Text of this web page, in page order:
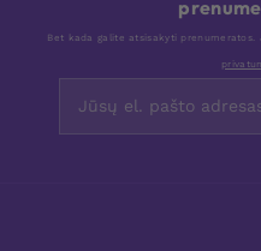
Bet kada galite atsisakyti prenumeratos.